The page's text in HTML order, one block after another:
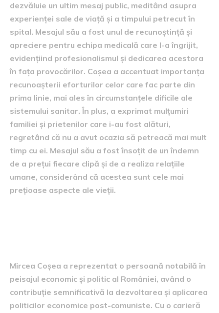
dezvăluie un ultim mesaj public, meditând asupra
experienței sale de viață și a timpului petrecut în
spital. Mesajul său a fost unul de recunoștință și
apreciere pentru echipa medicală care l-a îngrijit,
evidențiind profesionalismul și dedicarea acestora
în fața provocărilor. Coșea a accentuat importanța
recunoașterii eforturilor celor care fac parte din
prima linie, mai ales în circumstanțele dificile ale
sistemului sanitar. În plus, a exprimat mulțumiri
familiei și prietenilor care i-au fost alături,
regretând că nu a avut ocazia să petreacă mai mult
timp cu ei. Mesajul său a fost însoțit de un îndemn
de a prețui fiecare clipă și de a realiza relațiile
umane, considerând că acestea sunt cele mai
prețioase aspecte ale vieții.
Mircea Coșea a reprezentat o persoană notabilă în
peisajul economic și politic al României, având o
contribuție semnificativă la dezvoltarea și aplicarea
politicilor economice post-comuniste. Cu o carieră